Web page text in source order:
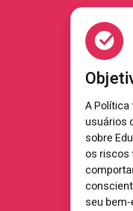
A
usuários
sobre
os riscos
seu